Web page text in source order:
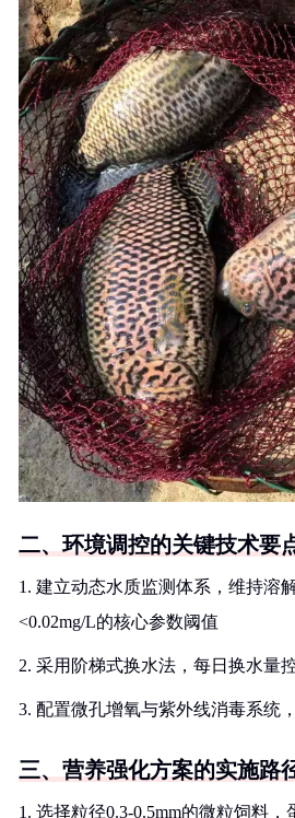
二、环境调控的关键技术要
1. 建立动态水质监测体系，维持溶
<0.02mg/L的核心参数阈值
2. 采用阶梯式换水法，每日换水量
3. 配置微孔增氧与紫外线消毒系统
三、营养强化方案的实施路
1. 选择粒径0.3-0.5mm的微粒饲料